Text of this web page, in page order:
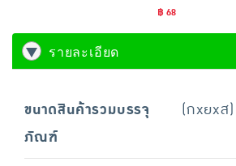
฿ 68
รายละเอียด
ขนาดสินค้ารวมบรรจุ
ภัณฑ์
(กxยxส